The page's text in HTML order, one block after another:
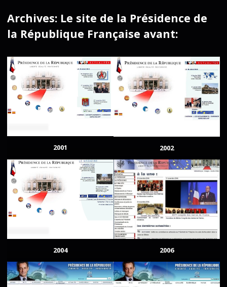
Archives: Le site de la Présidence de
la République Française avant:
2001 2002
2004 2006